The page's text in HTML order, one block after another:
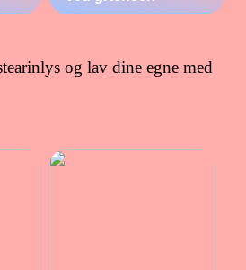
og lav dine egne med